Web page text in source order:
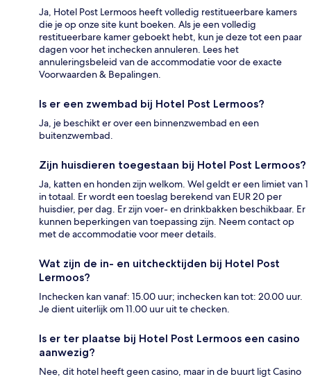
Ja, Hotel Post Lermoos heeft volledig restitueerbare kamers
die je op onze site kunt boeken. Als je een volledig
restitueerbare kamer geboekt hebt, kun je deze tot een paar
dagen voor het inchecken annuleren. Lees het
annuleringsbeleid van de accommodatie voor de exacte
Voorwaarden & Bepalingen.
Is er een zwembad bij Hotel Post Lermoos?
Ja, je beschikt er over een binnenzwembad en een
buitenzwembad.
Zijn huisdieren toegestaan bij Hotel Post Lermoos?
Ja, katten en honden zijn welkom. Wel geldt er een limiet van 1
in totaal. Er wordt een toeslag berekend van EUR 20 per
huisdier, per dag. Er zijn voer- en drinkbakken beschikbaar. Er
kunnen beperkingen van toepassing zijn. Neem contact op
met de accommodatie voor meer details.
Wat zijn de in- en uitchecktijden bij Hotel Post
Lermoos?
Inchecken kan vanaf: 15.00 uur; inchecken kan tot: 20.00 uur.
Je dient uiterlijk om 11.00 uur uit te checken.
Is er ter plaatse bij Hotel Post Lermoos een casino
aanwezig?
Nee, dit hotel heeft geen casino, maar in de buurt ligt Casino